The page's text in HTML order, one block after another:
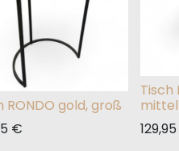
RONDO gold, groß
€
Tisch
mittel
129,95